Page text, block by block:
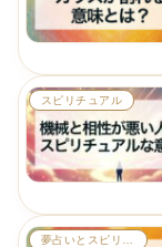
スピリチュアル